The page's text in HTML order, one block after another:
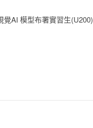
AI 模型布署實習生(U200)